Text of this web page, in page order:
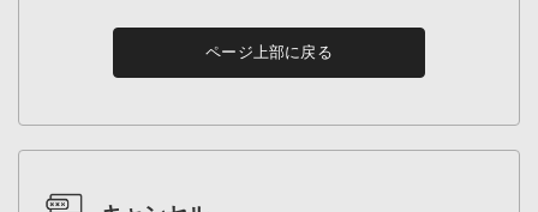
ページ上部に戻る